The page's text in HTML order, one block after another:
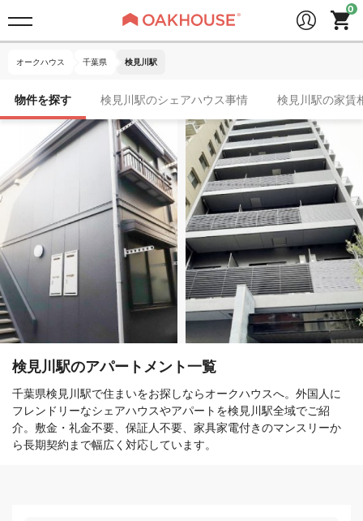
オークハウス 千葉県 検見川駅
物件を探す 検見川駅のシェアハウス事情 検見川駅の家賃
検見川駅のアパートメント一覧
千葉県検見川駅で住まいをお探しならオークハウスへ。外国人に
フレンドリーなシェアハウスやアパートを検見川駅全域でご紹
介。敷金・礼金不要、保証人不要、家具家電付きのマンスリーか
ら長期契約まで幅広く対応しています。